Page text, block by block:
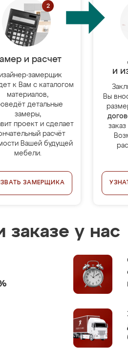
и расчет
замерщик
к Вам с каталогом
материалов,
детальные
замеры,
проект и сделает
расчёт
Вашей будущей
мебели.
ЗАМЕРЩИКА
и
Вы
заказе у нас